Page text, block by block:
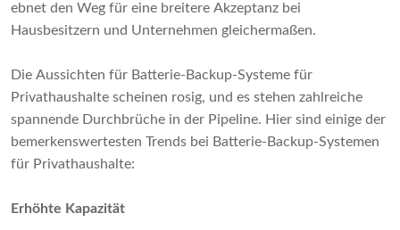
ebnet den Weg für eine breitere Akzeptanz bei
Hausbesitzern und Unternehmen gleichermaßen.
Die Aussichten für Batterie-Backup-Systeme für
Privathaushalte scheinen rosig, und es stehen zahlreiche
spannende Durchbrüche in der Pipeline. Hier sind einige der
bemerkenswertesten Trends bei Batterie-Backup-Systemen
für Privathaushalte:
Erhöhte Kapazität